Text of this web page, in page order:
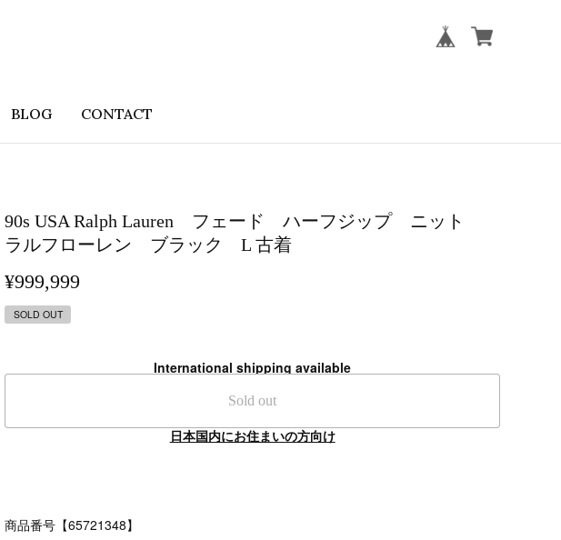
BLOG CONTACT
90s USA Ralph Lauren フェード ハーフジップ ニット
ラルフローレン ブラック L 古着
¥999,999
SOLD OUT
International shipping available
Sold out
日本国内にお住まいの方向け
商品番号【65721348】